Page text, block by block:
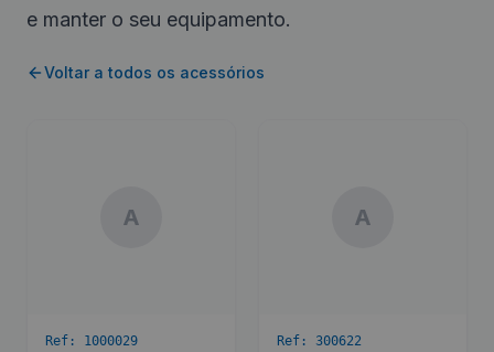
e manter o seu equipamento.
Voltar a todos os acessórios
A
Ref: 1000029
A
Ref: 300622